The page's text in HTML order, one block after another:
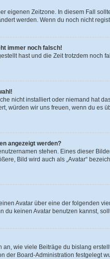
eigenen Zeitzone. In diesem Fall
werden. Wenn du noch nicht
immer noch falsch!
hast und die Zeit trotzdem noch
nicht installiert oder niemand hat
würden wir uns freuen, wenn du es
angezeigt werden?
stehen. Eines dieser
Bild wird auch als „Avatar“
Avatar über eine der folgenden
du keinen Avatar benutzen kannst,
wie viele Beiträge du bislang
der Board-Administration